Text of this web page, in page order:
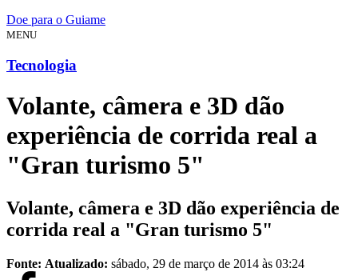
Doe para o Guiame
MENU
Tecnologia
Volante, câmera e 3D dão
experiência de corrida real a
"Gran turismo 5"
Volante, câmera e 3D dão experiência de
corrida real a "Gran turismo 5"
Fonte: Atualizado: sábado, 29 de março de 2014 às 03:24